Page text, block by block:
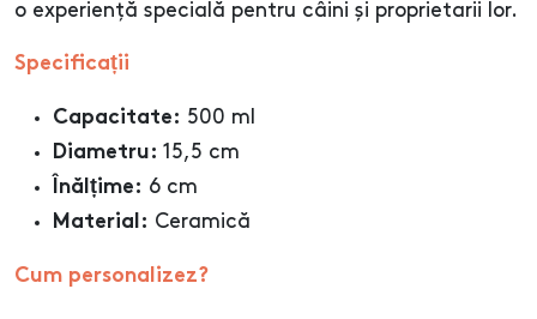
o experiență specială pentru câini și proprietarii lor.
Specificații
Capacitate: 500 ml
Diametru: 15,5 cm
Înălțime: 6 cm
Material: Ceramică
Cum personalizez?